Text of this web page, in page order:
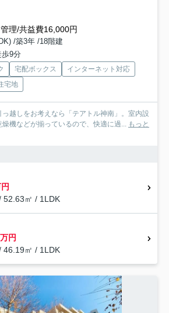
管理/共益費16,000円
/築3年 /18階建
歩9分
宅配ボックス
インターネット対応
宅地
越しをお考えなら「テアトル神南」。室内設
機などが揃っているので、快適に過... もっと
52.63㎡ / 1LDK
円
46.19㎡ / 1LDK